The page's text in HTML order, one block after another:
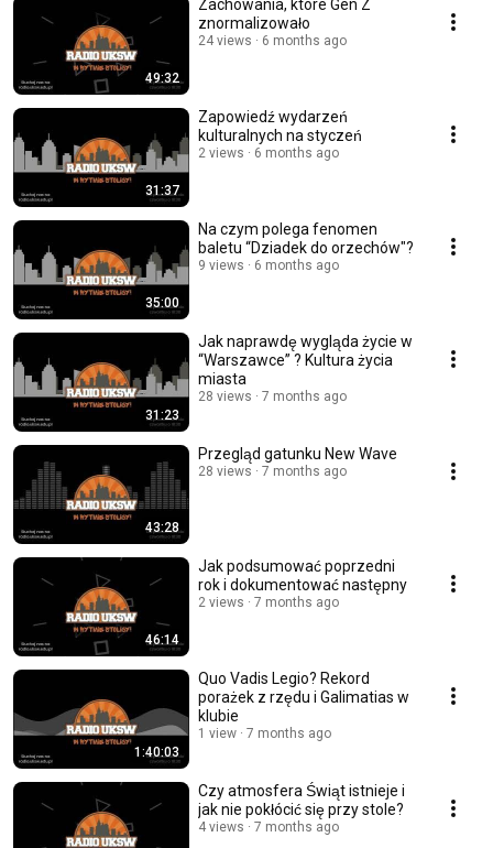
49:32
Zachowania, które Gen Z
znormalizowało
24 views 6 months ago
31:37
Zapowiedź wydarzeń
kulturalnych na styczeń
2 views 6 months ago
35:00
Na czym polega fenomen
baletu “Dziadek do orzechów"?
9 views 6 months ago
31:23
Jak naprawdę wygląda życie w
“Warszawce” ? Kultura życia
miasta
28 views 7 months ago
43:28
Przegląd gatunku New Wave
28 views 7 months ago
46:14
Jak podsumować poprzedni
rok i dokumentować następny
2 views 7 months ago
1:40:03
Quo Vadis Legio? Rekord
porażek z rzędu i Galimatias w
klubie
1 view 7 months ago
Czy atmosfera Świąt istnieje i
jak nie pokłócić się przy stole?
4 views 7 months ago